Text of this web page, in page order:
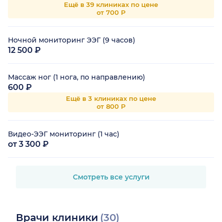
Ещё в 39 клиниках по цене
от 700 Р
Ночной мониторинг ЭЭГ (9 часов)
12 500 ₽
Массаж ног (1 нога, по направлению)
600 ₽
Ещё в 3 клиниках по цене
от 800 Р
Видео-ЭЭГ мониторинг (1 час)
от 3 300 ₽
Смотреть все услуги
Врачи клиники (30)